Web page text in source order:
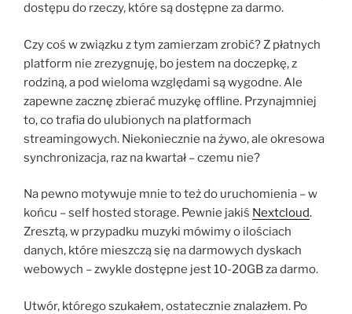
dostępu do rzeczy, które są dostępne za darmo.
Czy coś w związku z tym zamierzam zrobić? Z płatnych
platform nie zrezygnuję, bo jestem na doczepkę, z
rodziną, a pod wieloma względami są wygodne. Ale
zapewne zacznę zbierać muzykę offline. Przynajmniej
to, co trafia do ulubionych na platformach
streamingowych. Niekoniecznie na żywo, ale okresowa
synchronizacja, raz na kwartał – czemu nie?
Na pewno motywuje mnie to też do uruchomienia – w
końcu – self hosted storage. Pewnie jakiś Nextcloud.
Zresztą, w przypadku muzyki mówimy o ilościach
danych, które mieszczą się na darmowych dyskach
webowych – zwykle dostępne jest 10-20GB za darmo.
Utwór, którego szukałem, ostatecznie znalazłem. Po